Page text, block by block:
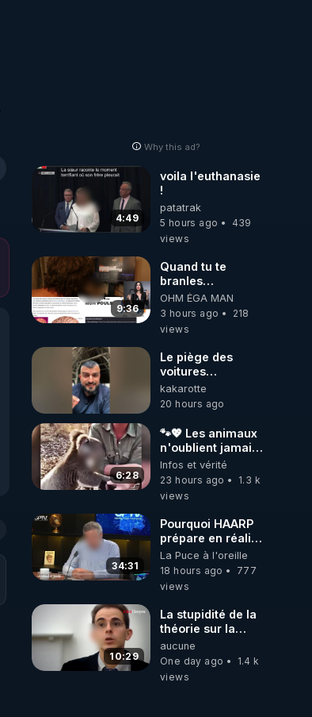
Why this ad?
4:49
voila l'euthanasie
!
patatrak
5 hours ago
439
views
9:36
Quand tu te
branles
bonhomme tu
émets des ondes
ils ont juste omis
OHM ÉGA MAN
3 hours ago
218
views
Le piège des
voitures
électriques se
referme sur les
https://youtu.be/
si=vqDQssWXfRv-
kakarotte
20 hours ago
6:28
🐾💖 Les animaux
n'oublient jamais
ceux qu'ils
aiment… 🥹❤️
Infos et vérité
23 hours ago
1.3 k
views
34:31
Pourquoi HAARP
prépare en réalité
un CHAOS
climatique, on
répond
La Puce à l'oreille
18 hours ago
777
views
10:29
La stupidité de la
théorie sur la
responsabilité de
l’homme
concernant le
aucune
One day ago
1.4 k
views